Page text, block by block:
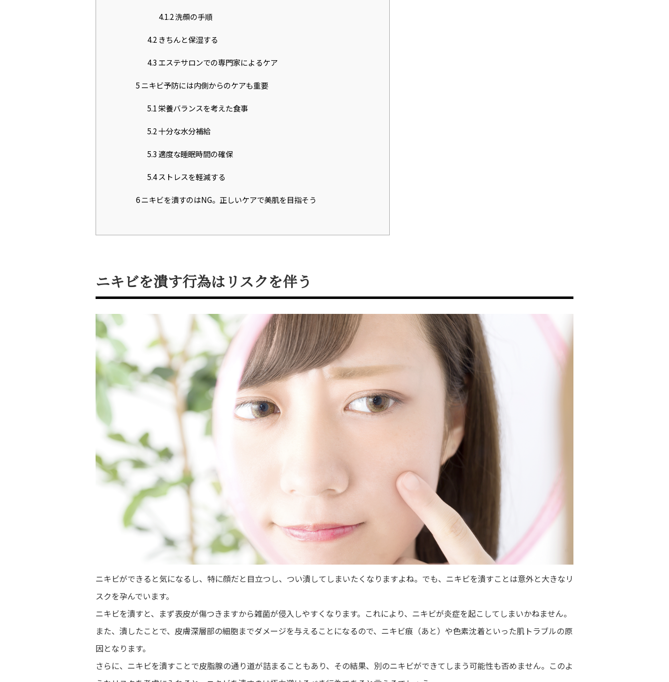
Column
Salon
Voice
4.1.2洗顔の手順
4.2きちんと保湿する
4.3 エステサロンでの専門家によるケア
5 ニキビ予防には内側からのケアも重要
5.1 栄養バランスを考えた食事
5.2十分な水分補給
5.3 適度な睡眠時間の確保
5.4ストレスを軽減する
6ニキビを潰すのはNG。正しいケアで美肌を目指そう
ニキビを潰す行為はリスクを伴う
ニキビができると気になるし、特に顔だと目立つし、つい潰してしまいたくなりますよね。でも、ニキビを潰すことは意外と大きなリ
スクを孕んでいます。
ニキビを潰すと、まず表皮が傷つきますから雑菌が侵入しやすくなります。これにより、ニキビが炎症を起こしてしまいかねません。
また、潰したことで、皮膚深層部の細胞までダメージを与えることになるので、ニキビ痕（あと）や色素沈着といった肌トラブルの原
因となります。
さらに、ニキビを潰すことで皮脂腺の通り道が詰まることもあり、その結果、別のニキビができてしまう可能性も否めません。このよ